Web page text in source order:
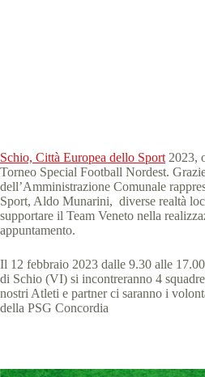
Schio, Città Europea dello Sport 2023,
Torneo Special Football Nordest.
dell’Amministrazione Comunale
Sport, Aldo Munarini, diverse realtà
supportare il Team Veneto nella
appuntamento.
Il 12 febbraio 2023 dalle 9.30 alle
di Schio (VI) si incontreranno 4
nostri Atleti e partner ci saranno i
della PSG Concordia